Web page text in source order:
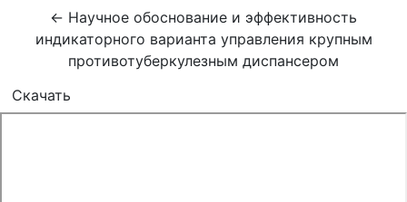
← Вернуться к Подробностям о статье
Научное обоснование и эффективность
индикаторного варианта управления крупным
противотуберкулезным диспансером
Скачать